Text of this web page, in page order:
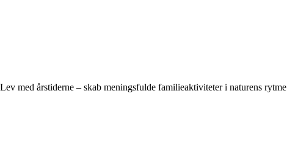
Lev med årstiderne – skab meningsfulde familieaktiviteter i naturens rytme